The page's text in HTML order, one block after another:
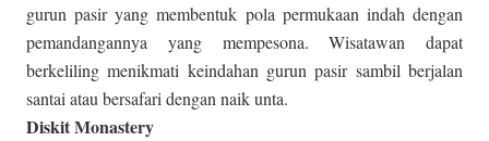
gurun pasir yang membentuk pola permukaan indah dengan
pemandangannya yang mempesona. Wisatawan dapat
berkeliling menikmati keindahan gurun pasir sambil berjalan
santai atau bersafari dengan naik unta.
Diskit Monastery